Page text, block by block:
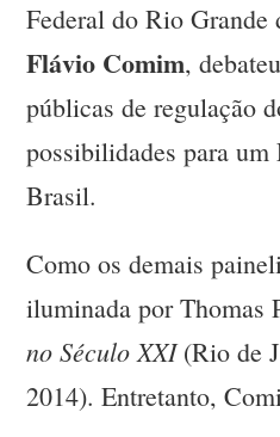
Federal do Rio Grande
Flávio Comim,
públicas de regulação
possibilidades para um
Brasil.
Como os demais
iluminada por Thomas
no Século XXI(Rio de
2014). Entretanto,